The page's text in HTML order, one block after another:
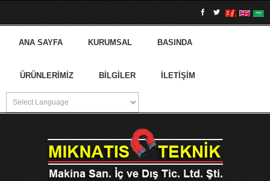
ANA SAYFA KURUMSAL BASINDA
ÜRÜNLERIMIZ BILGILER İLETIŞIM